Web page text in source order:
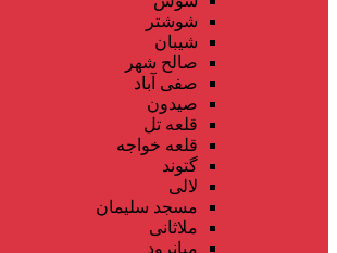
شوشتر
شیبان
صالح شهر
صفی آباد
صیدون
قلعه تل
قلعه خواجه
گتوند
لالی
مسجد سلیمان
ملاثانی
میانرود